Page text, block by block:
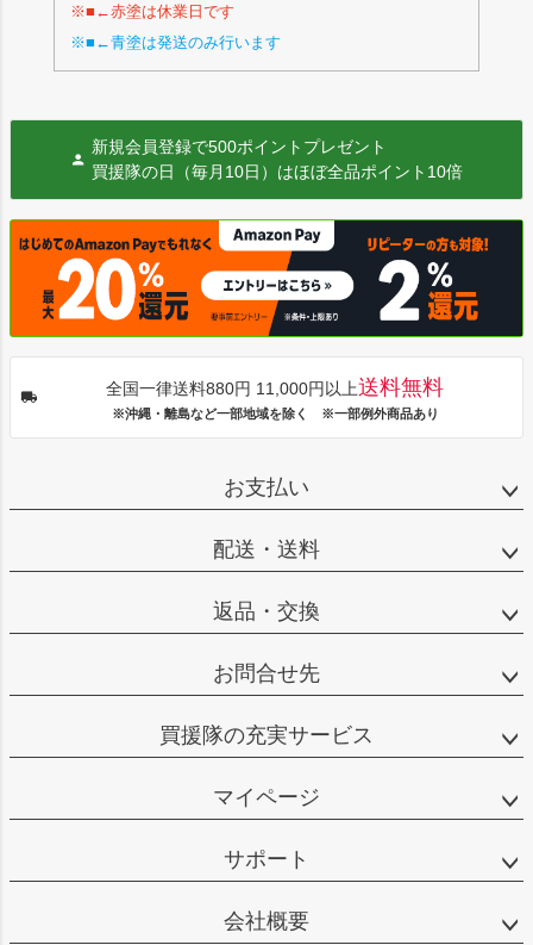
※■←赤塗は休業日です
※■←青塗は発送のみ行います
新規会員登録で500ポイントプレゼント
買援隊の日（毎月10日）はほぼ全品ポイント10倍
全国一律送料880円 11,000円以上送料無料
※沖縄・離島など一部地域を除く ※一部例外商品あり
お支払い
配送・送料
返品・交換
お問合せ先
買援隊の充実サービス
マイページ
サポート
会社概要